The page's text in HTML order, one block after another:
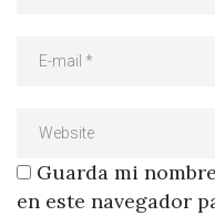
Guarda mi
en este navegador